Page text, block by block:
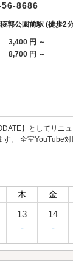
8686
郭公園前駅 (徒歩2
3,400 円 ～
8,700 円 ～
】としてリニ
。 全室YouTube
木 金
13
-
14
-